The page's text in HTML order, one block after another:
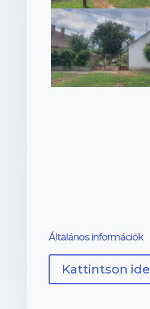
Általános információk
Kattintson ide